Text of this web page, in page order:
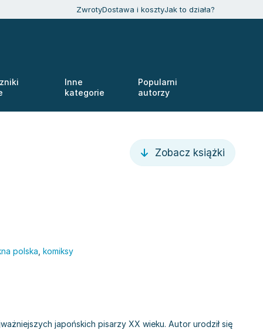
ZwrotyDostawa i kosztyJak to działa?
Inne
kategorie
Popularni
autorzy
Zobacz książki
polska komiksy
japońskich pisarzy XX wieku. Autor urodził się